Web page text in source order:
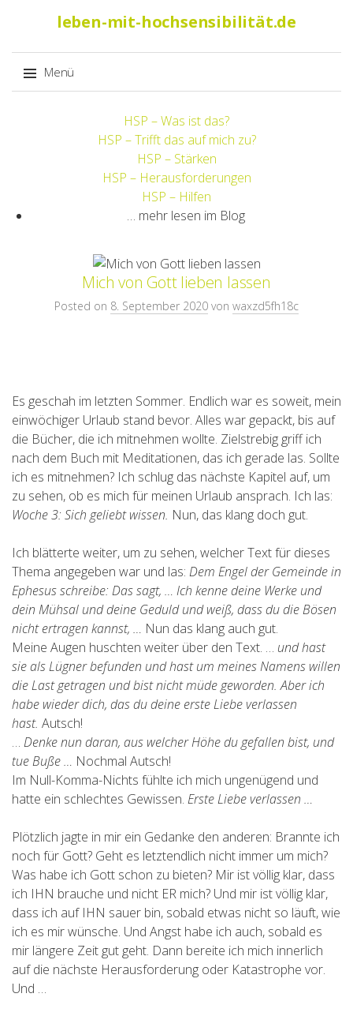
leben-mit-hochsensibilität.de
Menü
HSP – Was ist das?
HSP – Trifft das auf mich zu?
HSP – Stärken
HSP – Herausforderungen
HSP – Hilfen
… mehr lesen im Blog
Mich von Gott lieben lassen
Posted on 8. September 2020 von waxzd5fh18c
Es geschah im letzten Sommer. Endlich war es soweit, mein
einwöchiger Urlaub stand bevor. Alles war gepackt, bis auf
die Bücher, die ich mitnehmen wollte. Zielstrebig griff ich
nach dem Buch mit Meditationen, das ich gerade las. Sollte
ich es mitnehmen? Ich schlug das nächste Kapitel auf, um
zu sehen, ob es mich für meinen Urlaub ansprach. Ich las:
Woche 3: Sich geliebt wissen. Nun, das klang doch gut.
Ich blätterte weiter, um zu sehen, welcher Text für dieses
Thema angegeben war und las: Dem Engel der Gemeinde in
Ephesus schreibe: Das sagt, … Ich kenne deine Werke und
dein Mühsal und deine Geduld und weiß, dass du die Bösen
nicht ertragen kannst, … Nun das klang auch gut.
Meine Augen huschten weiter über den Text. … und hast
sie als Lügner befunden und hast um meines Namens willen
die Last getragen und bist nicht müde geworden. Aber ich
habe wieder dich, das du deine erste Liebe verlassen
hast. Autsch!
… Denke nun daran, aus welcher Höhe du gefallen bist, und
tue Buße … Nochmal Autsch!
Im Null-Komma-Nichts fühlte ich mich ungenügend und
hatte ein schlechtes Gewissen. Erste Liebe verlassen …
Plötzlich jagte in mir ein Gedanke den anderen: Brannte ich
noch für Gott? Geht es letztendlich nicht immer um mich?
Was habe ich Gott schon zu bieten? Mir ist völlig klar, dass
ich IHN brauche und nicht ER mich? Und mir ist völlig klar,
dass ich auf IHN sauer bin, sobald etwas nicht so läuft, wie
ich es mir wünsche. Und Angst habe ich auch, sobald es
mir längere Zeit gut geht. Dann bereite ich mich innerlich
auf die nächste Herausforderung oder Katastrophe vor.
Und …